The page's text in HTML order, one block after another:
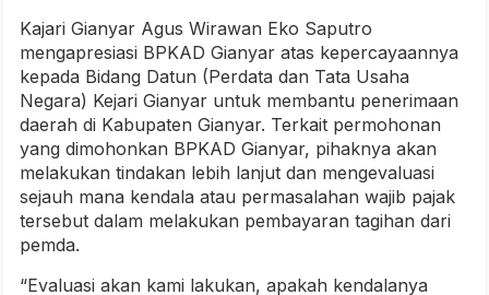
Kajari Gianyar Agus Wirawan Eko Saputro
mengapresiasi BPKAD Gianyar atas kepercayaannya
kepada Bidang Datun (Perdata dan Tata Usaha
Negara) Kejari Gianyar untuk membantu penerimaan
daerah di Kabupaten Gianyar. Terkait permohonan
yang dimohonkan BPKAD Gianyar, pihaknya akan
melakukan tindakan lebih lanjut dan mengevaluasi
sejauh mana kendala atau permasalahan wajib pajak
tersebut dalam melakukan pembayaran tagihan dari
pemda.
“Evaluasi akan kami lakukan, apakah kendalanya